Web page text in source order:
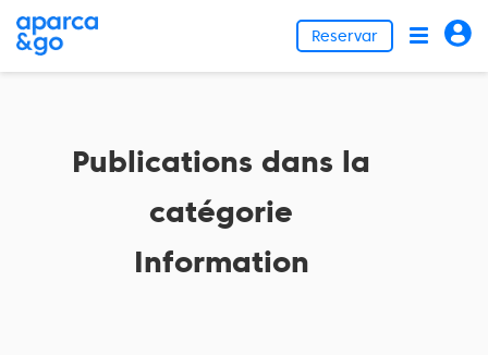
Reservar
Publications dans la
catégorie
Information